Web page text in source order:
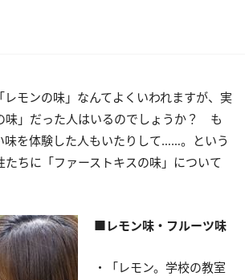
レモンの味」なんてよくいわれますが、実
味」だった人はいるのでしょうか？ も
味を体験した人もいたりして……。という
たちに「ファーストキスの味」について
■レモン味・フルーツ味
・「レモン。学校の教室